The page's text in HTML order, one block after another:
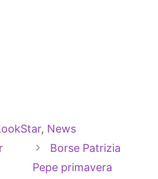
, News
Borse Patrizia
Pepe primavera